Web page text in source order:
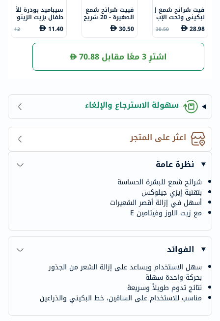
فيت شرائح شمع ل
لبكيني وتحت الإب
ط للبشرة الحساس
ة، 16 شريحة
28.98
30.50
فييت شرائح شمع
الصغيرة - 20 شريح
ة
30.50
سيباميد بودرة للأ
طفال بزيت الزيتو
ن للبشرة الحساس
ة 100 جرام
11.40
12
اشترِ 3 معًا مقابل 70.88
سهولة الاسترجاع والإلغاء
اعثر على المتجر
نظرة عامة
شرائح شمع للبشرة الحساسة
بتقنية إيزي جيلوكس
أسهل في إزالة أقصر الشعيرات
مع زيت اللوز وفيتامين E
الفوائد
سهل الاستخدام ويساعد على إزالة الشعر من الجذور
بحركة واحدة سهلة
نتائج تدوم طويلاً وسريعة
مناسب للاستخدام على الساقين، خط البكيني والذراعين